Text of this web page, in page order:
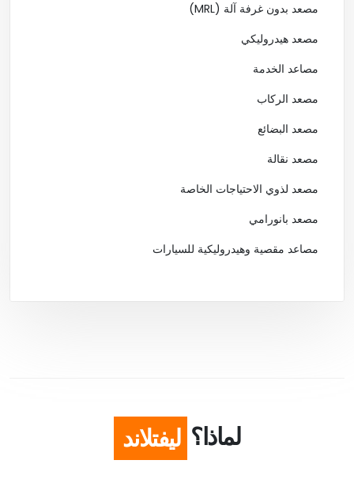
مصعد بدون غرفة آلة (MRL)
مصعد هيدروليكي
مصاعد الخدمة
مصعد الركاب
مصعد البضائع
مصعد نقالة
مصعد لذوي الاحتياجات الخاصة
مصعد بانورامي
مصاعد مقصية وهيدروليكية للسيارات
لماذا؟ ليفتلاند